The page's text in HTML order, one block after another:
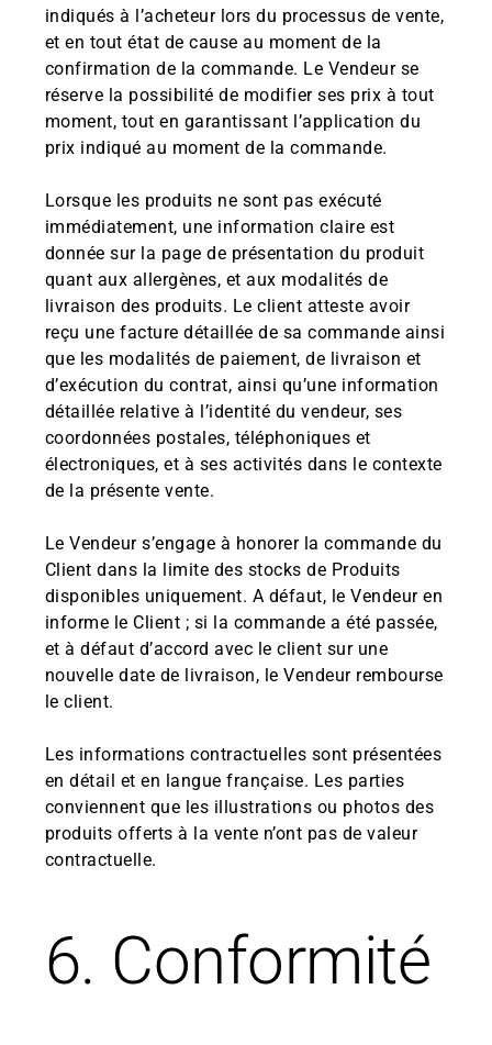
indiqués à l’acheteur lors du processus de vente,
et en tout état de cause au moment de la
confirmation de la commande. Le Vendeur se
réserve la possibilité de modifier ses prix à tout
moment, tout en garantissant l’application du
prix indiqué au moment de la commande.
Lorsque les produits ne sont pas exécuté
immédiatement, une information claire est
donnée sur la page de présentation du produit
quant aux allergènes, et aux modalités de
livraison des produits. Le client atteste avoir
reçu une facture détaillée de sa commande ainsi
que les modalités de paiement, de livraison et
d’exécution du contrat, ainsi qu’une information
détaillée relative à l’identité du vendeur, ses
coordonnées postales, téléphoniques et
électroniques, et à ses activités dans le contexte
de la présente vente.
Le Vendeur s’engage à honorer la commande du
Client dans la limite des stocks de Produits
disponibles uniquement. A défaut, le Vendeur en
informe le Client ; si la commande a été passée,
et à défaut d’accord avec le client sur une
nouvelle date de livraison, le Vendeur rembourse
le client.
Les informations contractuelles sont présentées
en détail et en langue française. Les parties
conviennent que les illustrations ou photos des
produits offerts à la vente n’ont pas de valeur
contractuelle.
6. Conformité